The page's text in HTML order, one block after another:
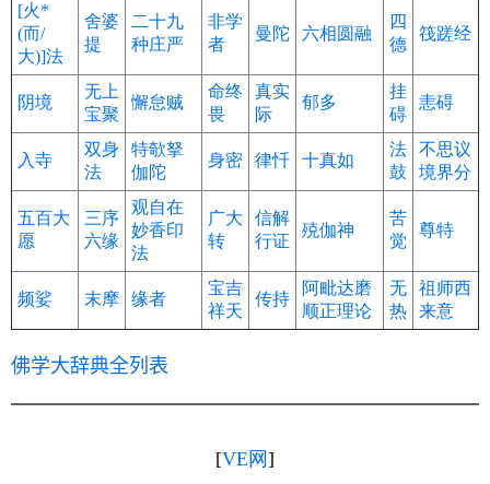
[火*
(而/
大)]法
舍婆
提
二十九
种庄严
非学
者
曼陀 六相圆融
四
德
筏蹉经
阴境
无上
宝聚
懈怠贼
命终
畏
真实
际
郁多
挂
碍
恚碍
入寺
双身
法
特欹拏
伽陀
身密 律忏 十真如
法
鼓
不思议
境界分
五百大
愿
三序
六缘
观自在
妙香印
法
广大
转
信解
行证
殑伽神
苦
觉
尊特
频娑 末摩 缘者
宝吉
祥天
传持
阿毗达磨
顺正理论
无
热
祖师西
来意
佛学大辞典全列表
[VE网 ]